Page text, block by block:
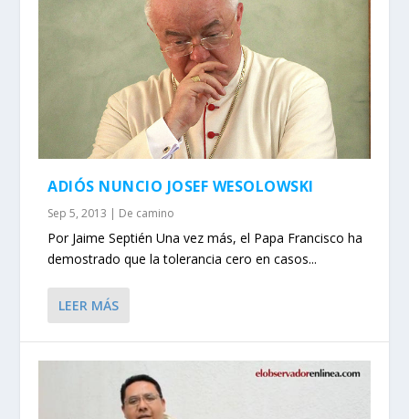
ADIÓS NUNCIO JOSEF WESOLOWSKI
Sep 5, 2013 | De camino
Por Jaime Septién Una vez más, el Papa Francisco ha
demostrado que la tolerancia cero en casos...
LEER MÁS